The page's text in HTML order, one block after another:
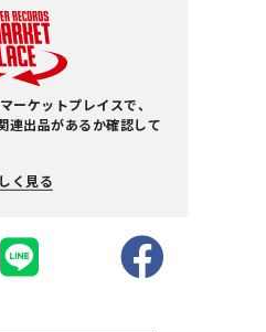
ーケットプレイスで、
連出品があるか確認して
く見る